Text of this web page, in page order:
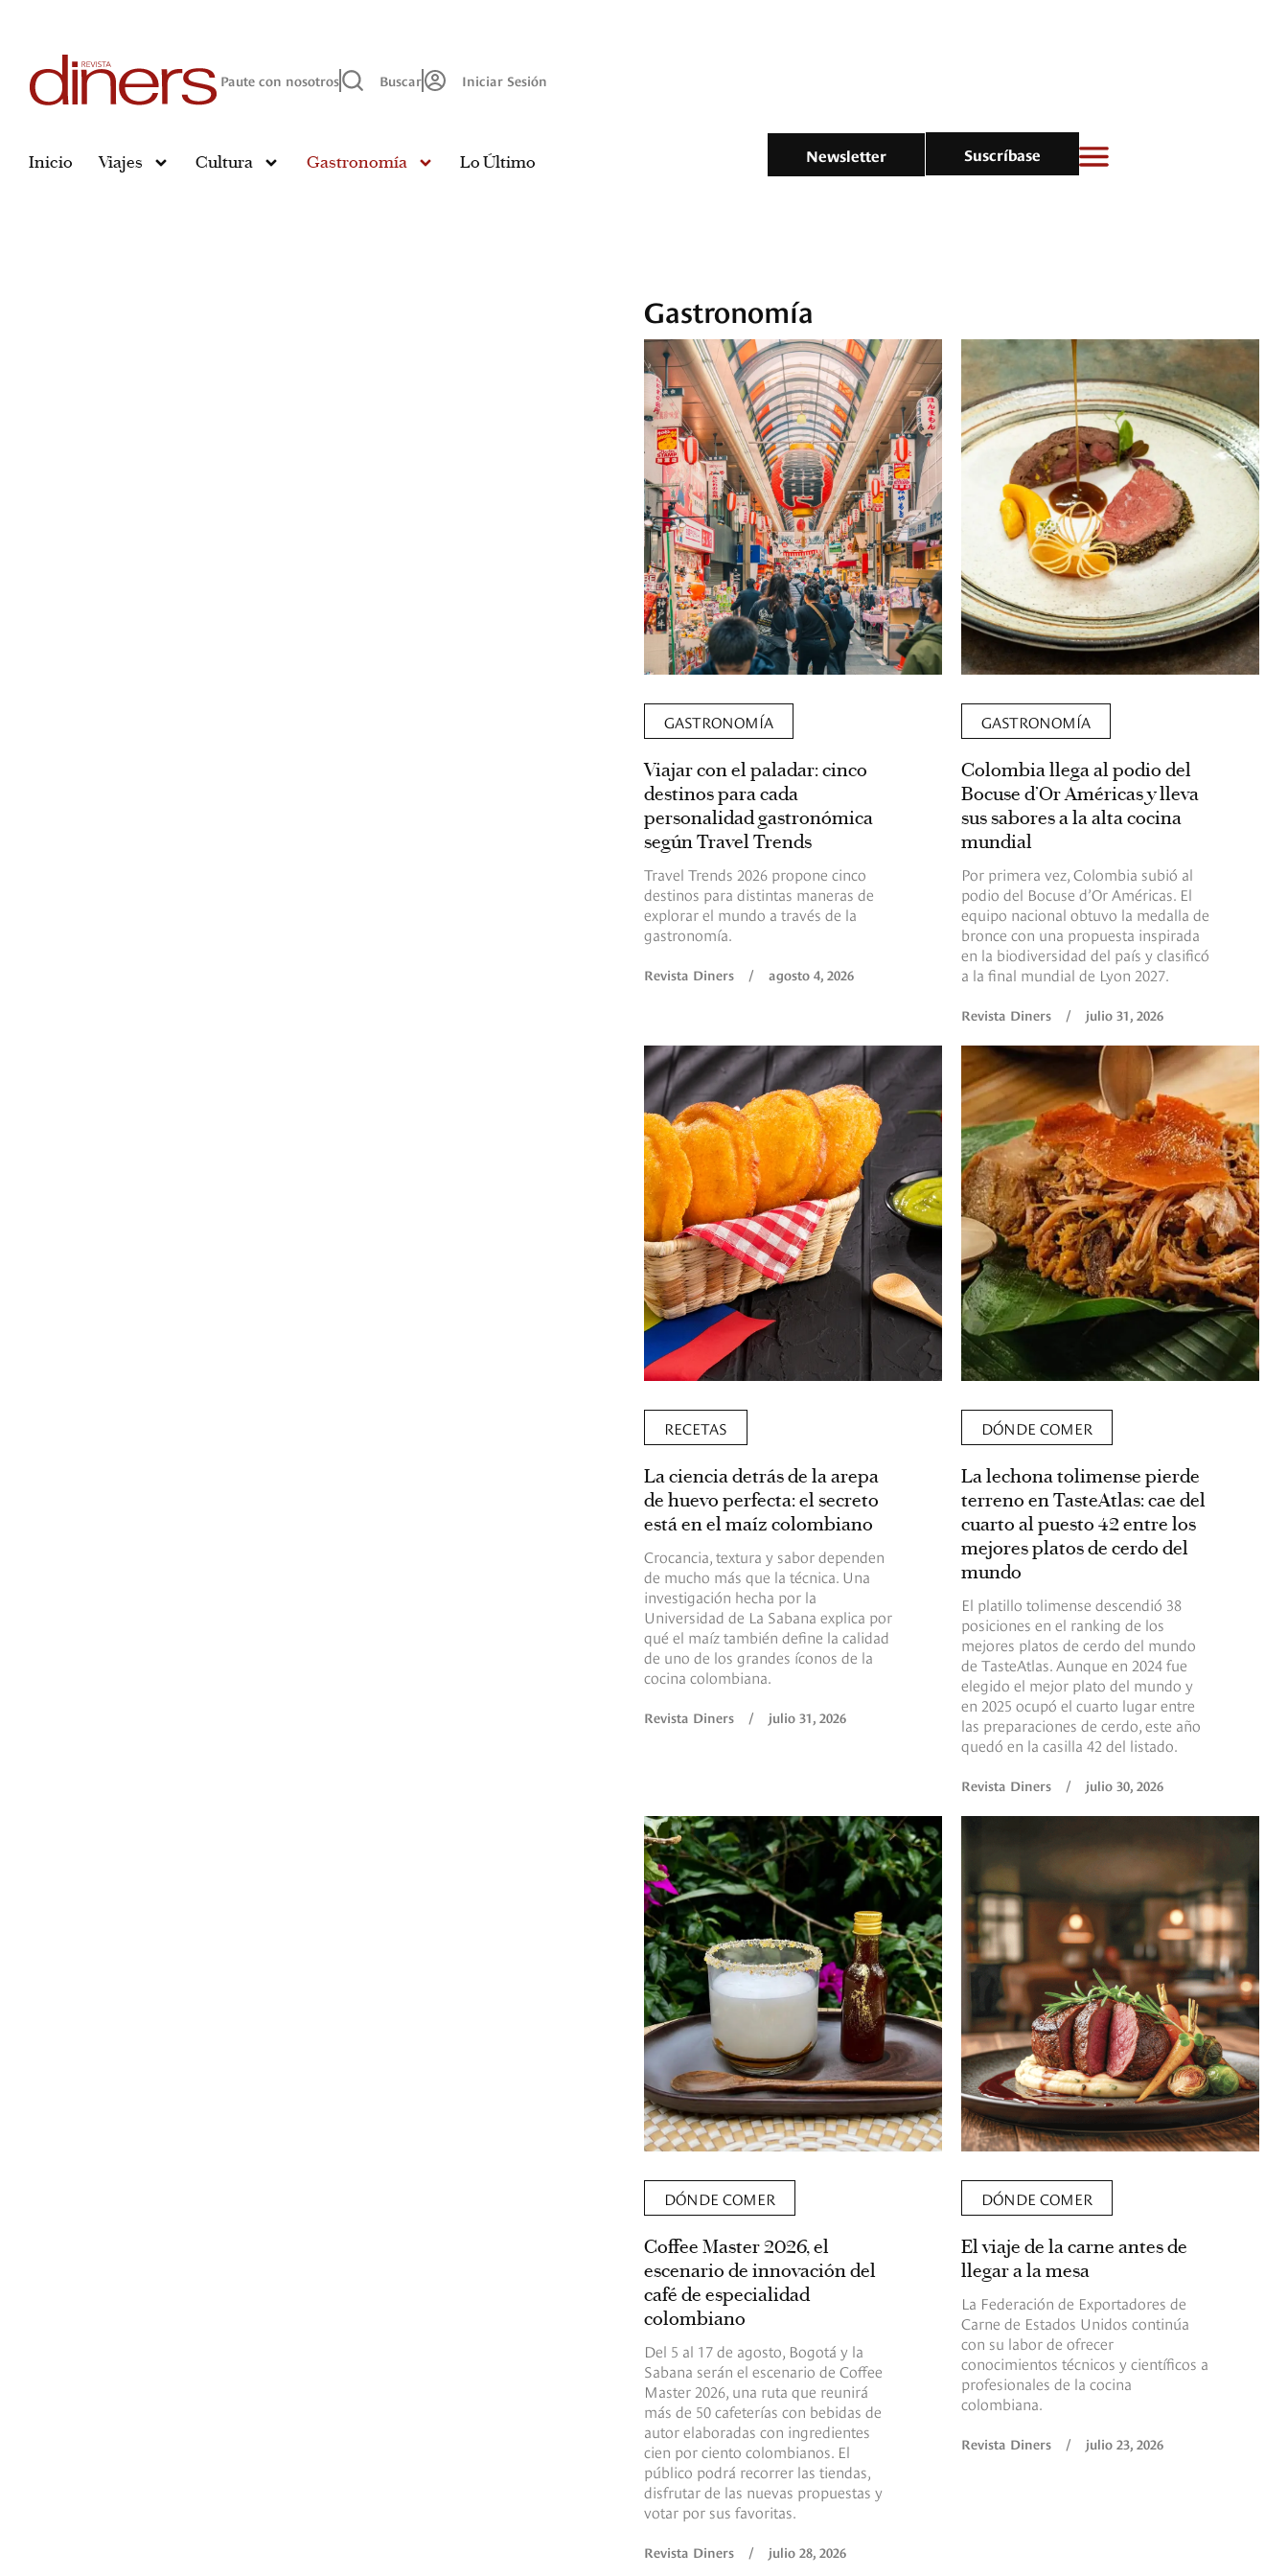
Paute con nosotros Buscar Iniciar Sesión
Inicio Viajes Cultura Gastronomía Lo Último Newsletter Suscríbase
Gastronomía
GASTRONOMÍA
Viajar con el paladar: cinco
destinos para cada
personalidad gastronómica
según Travel Trends
Travel Trends 2026 propone cinco
destinos para distintas maneras de
explorar el mundo a través de la
gastronomía.
Revista Diners / agosto 4, 2026
GASTRONOMÍA
Colombia llega al podio del
Bocuse d’Or Américas y lleva
sus sabores a la alta cocina
mundial
Por primera vez, Colombia subió al
podio del Bocuse d’Or Américas. El
equipo nacional obtuvo la medalla de
bronce con una propuesta inspirada
en la biodiversidad del país y clasificó
a la final mundial de Lyon 2027.
Revista Diners / julio 31, 2026
RECETAS
La ciencia detrás de la arepa
de huevo perfecta: el secreto
está en el maíz colombiano
Crocancia, textura y sabor dependen
de mucho más que la técnica. Una
investigación hecha por la
Universidad de La Sabana explica por
qué el maíz también define la calidad
de uno de los grandes íconos de la
cocina colombiana.
Revista Diners / julio 31, 2026
DÓNDE COMER
La lechona tolimense pierde
terreno en TasteAtlas: cae del
cuarto al puesto 42 entre los
mejores platos de cerdo del
mundo
El platillo tolimense descendió 38
posiciones en el ranking de los
mejores platos de cerdo del mundo
de TasteAtlas. Aunque en 2024 fue
elegido el mejor plato del mundo y
en 2025 ocupó el cuarto lugar entre
las preparaciones de cerdo, este año
quedó en la casilla 42 del listado.
Revista Diners / julio 30, 2026
DÓNDE COMER
Coffee Master 2026, el
escenario de innovación del
café de especialidad
colombiano
Del 5 al 17 de agosto, Bogotá y la
Sabana serán el escenario de Coffee
Master 2026, una ruta que reunirá
más de 50 cafeterías con bebidas de
autor elaboradas con ingredientes
cien por ciento colombianos. El
público podrá recorrer las tiendas,
disfrutar de las nuevas propuestas y
votar por sus favoritas.
Revista Diners / julio 28, 2026
DÓNDE COMER
El viaje de la carne antes de
llegar a la mesa
La Federación de Exportadores de
Carne de Estados Unidos continúa
con su labor de ofrecer
conocimientos técnicos y científicos a
profesionales de la cocina
colombiana.
Revista Diners / julio 23, 2026